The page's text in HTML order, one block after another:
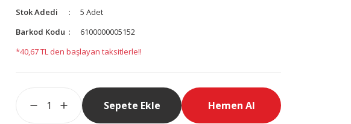
Stok Adedi
5 Adet
Barkod Kodu
6100000005152
*40,67 TL den başlayan taksitlerle!!
Sepete Ekle Hemen Al